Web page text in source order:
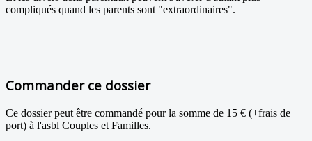
compliqués quand les parents sont "extraordinaires".
Commander ce dossier
Ce dossier peut être commandé pour la somme de 15 € (+frais de
port) à l'asbl Couples et Familles.